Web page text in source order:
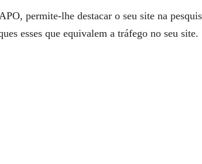
permite-lhe destacar o seu site na
esses que equivalem a tráfego no seu site.